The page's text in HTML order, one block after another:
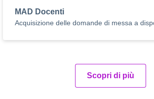
MAD Docenti
Acquisizione delle domande di messa a
Scopri di più